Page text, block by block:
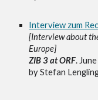
Interview zum
[Interview about
Europe]
ZIB 3 at ORF.
by Stefan